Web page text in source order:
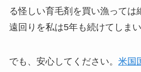
る怪しい育毛剤を買い漁っては
遠回りを私は5年も続けてしまい
でも、安心してください。 米国